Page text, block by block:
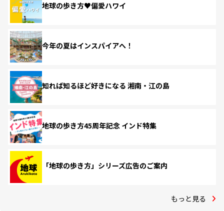
地球の歩き方♥偏愛ハワイ
今年の夏はインスパイアへ！
知れば知るほど好きになる 湘南・江の島
地球の歩き方45周年記念 インド特集
「地球の歩き方」シリーズ広告のご案内
もっと見る